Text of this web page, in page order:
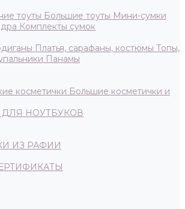
тоуты Большие тоуты Мини-сумки
Комплекты сумок
Платья, сарафаны, костюмы Топы,
Панамы
косметички Большие косметички и
НОУТБУКОВ
ИЗ РАФИИ